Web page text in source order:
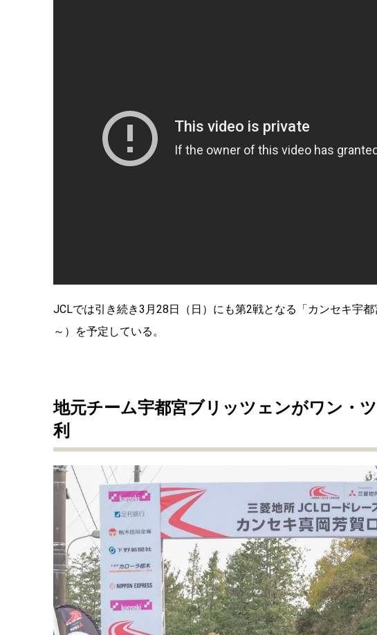
JCLでは引き続き3月28日（日）にも第2戦となる「カンセキ宇
～）を予定している。
地元チーム宇都宮ブリッツェンがワン・
利